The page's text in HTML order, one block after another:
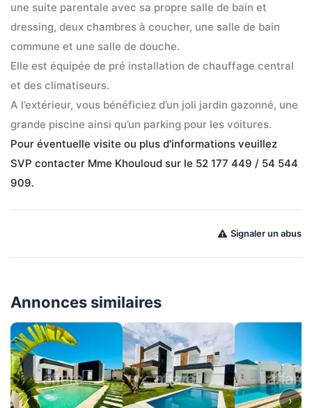
une suite parentale avec sa propre salle de bain et
dressing, deux chambres à coucher, une salle de bain
commune et une salle de douche.
Elle est équipée de pré installation de chauffage central
et des climatiseurs.
A l’extérieur, vous bénéficiez d’un joli jardin gazonné, une
grande piscine ainsi qu’un parking pour les voitures.
Pour éventuelle visite ou plus d'informations veuillez
SVP contacter Mme Khouloud sur le 52 177 449 / 54 544
909.
Signaler un abus
Annonces similaires
›